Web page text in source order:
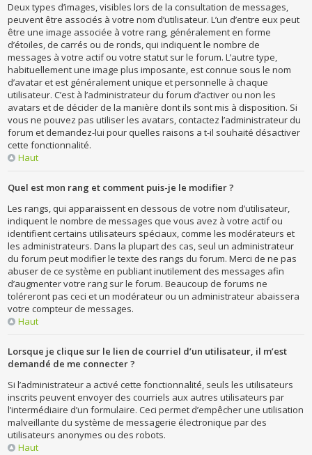
Deux types d’images, visibles lors de la consultation de messages,
peuvent être associés à votre nom d’utilisateur. L’un d’entre eux peut
être une image associée à votre rang, généralement en forme
d’étoiles, de carrés ou de ronds, qui indiquent le nombre de
messages à votre actif ou votre statut sur le forum. L’autre type,
habituellement une image plus imposante, est connue sous le nom
d’avatar et est généralement unique et personnelle à chaque
utilisateur. C’est à l’administrateur du forum d’activer ou non les
avatars et de décider de la manière dont ils sont mis à disposition. Si
vous ne pouvez pas utiliser les avatars, contactez l’administrateur du
forum et demandez-lui pour quelles raisons a t-il souhaité désactiver
cette fonctionnalité.
Haut
Quel est mon rang et comment puis-je le modifier ?
Les rangs, qui apparaissent en dessous de votre nom d’utilisateur,
indiquent le nombre de messages que vous avez à votre actif ou
identifient certains utilisateurs spéciaux, comme les modérateurs et
les administrateurs. Dans la plupart des cas, seul un administrateur
du forum peut modifier le texte des rangs du forum. Merci de ne pas
abuser de ce système en publiant inutilement des messages afin
d’augmenter votre rang sur le forum. Beaucoup de forums ne
toléreront pas ceci et un modérateur ou un administrateur abaissera
votre compteur de messages.
Haut
Lorsque je clique sur le lien de courriel d’un utilisateur, il m’est
demandé de me connecter ?
Si l’administrateur a activé cette fonctionnalité, seuls les utilisateurs
inscrits peuvent envoyer des courriels aux autres utilisateurs par
l’intermédiaire d’un formulaire. Ceci permet d’empêcher une utilisation
malveillante du système de messagerie électronique par des
utilisateurs anonymes ou des robots.
Haut